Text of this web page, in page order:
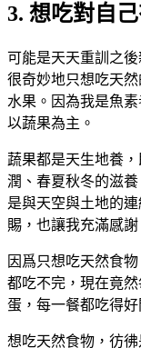
3. 想吃對自
可能是天天重訓之
很奇妙地只想吃天
水果。因為我是魚
以蔬果為主。
蔬果都是天生地養
潤、春夏秋冬的滋
是與天空與土地的
賜，也讓我充滿感謝
因爲只想吃天然食
都吃不完，現在竟
蛋，每一餐都吃得好
想吃天然食物，彷